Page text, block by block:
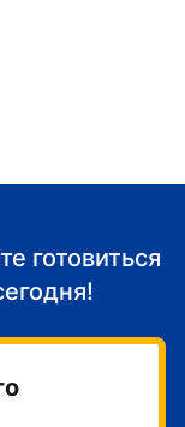
готовиться